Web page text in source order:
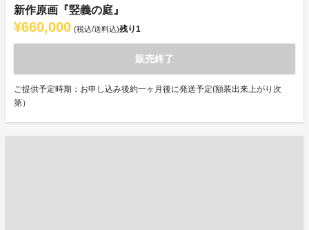
新作原画『竪義の庭』
¥660,000 (税込/送料込)残り1
販売終了
ご提供予定時期：お申し込み後約一ヶ月後に発送予定(額装出来上がり次
第）